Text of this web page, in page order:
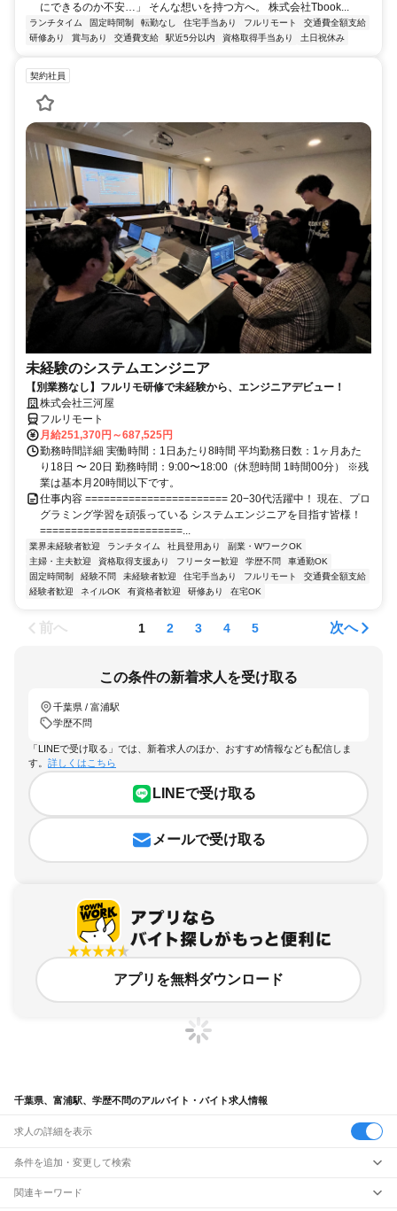
にできるのか不安…」 そんな想いを持つ方へ。 株式会社Tbook...
ランチタイム 固定時間制 転勤なし 住宅手当あり フルリモート
交通費全額支給
研修あり
賞与あり 交通費支給 駅近5分以内 資格取得手当あり 土日祝休み
契約社員
未経験のシステムエンジニア
【別業務なし】フルリモ研修で未経験から、エンジニアデビュー！
株式会社三河屋
フルリモート
月給251,370円～687,525円
勤務時間詳細 実働時間：1日あたり8時間 平均勤務日数：1ヶ月あた
り18日 〜 20日 勤務時間：9:00〜18:00（休憩時間 1時間00分） ※残
業は基本月20時間以下です。
仕事内容 ======================= 20−30代活躍中！ 現在、プロ
グラミング学習を頑張っている システムエンジニアを目指す皆様！
=======================...
業界未経験者歓迎 ランチタイム 社員登用あり
副業・WワークOK
主婦・主夫歓迎
資格取得支援あり フリーター歓迎 学歴不問
車通勤OK
固定時間制
経験不問 未経験者歓迎 住宅手当あり フルリモート
交通費全額支給
経験者歓迎
ネイルOK 有資格者歓迎 研修あり 在宅OK
前へ 1 2 3 4 5 次へ
この条件の新着求人を受け取る
千葉県 / 富浦駅
学歴不問
「LINEで受け取る」では、新着求人のほか、おすすめ情報なども配信しま
す。 詳しくはこちら
LINEで受け取る
メールで受け取る
アプリを無料ダウンロード
千葉県、富浦駅、学歴不問のアルバイト・バイト求人情報
求人の詳細を表示
条件を追加・変更して検索
市区町村を追加・変更
関連キーワード